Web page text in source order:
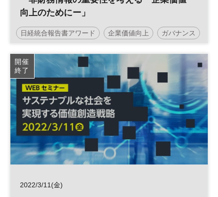
向上のためにー」
日経統合報告書アワード 企業価値向上 ガバナンス
統合報告書 投資 ESG IR
参加無料
開催
終了
2022/3/11(金)